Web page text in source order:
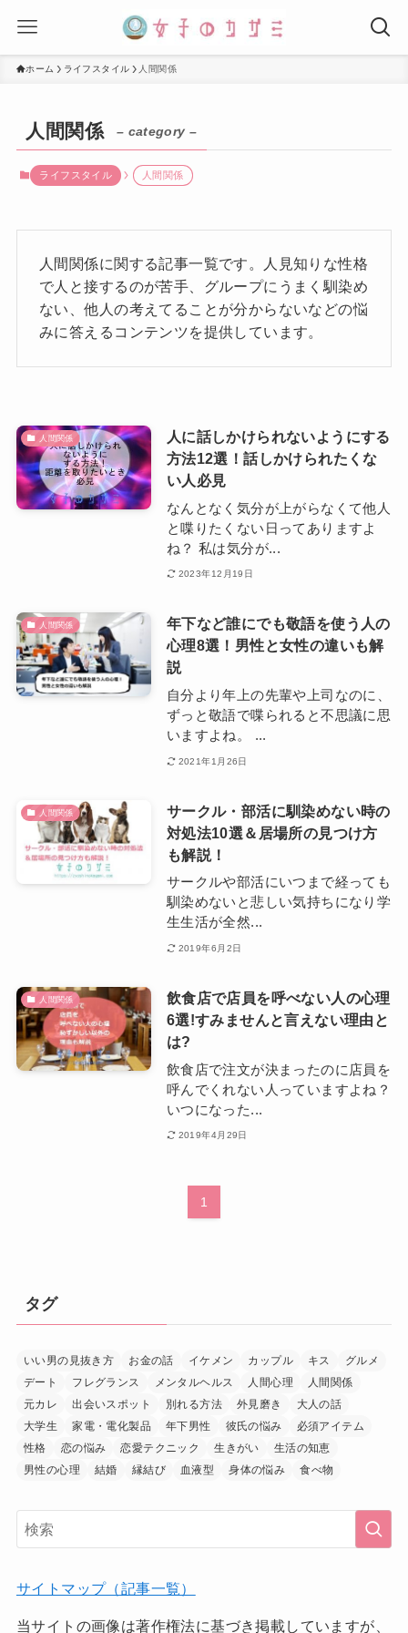
ホーム ライフスタイル 人間関係
人間関係 – category –
ライフスタイル 人間関係
人間関係に関する記事一覧です。人見知りな性格
で人と接するのが苦手、グループにうまく馴染め
ない、他人の考えてることが分からないなどの悩
みに答えるコンテンツを提供しています。
人間関係
人に話しかけられないようにする
方法12選！話しかけられたくな
い人必見
なんとなく気分が上がらなくて他人
と喋りたくない日ってありますよ
ね？ 私は気分が...
2023年12月19日
人間関係
年下など誰にでも敬語を使う人の
心理8選！男性と女性の違いも解
説
自分より年上の先輩や上司なのに、
ずっと敬語で喋られると不思議に思
いますよね。 ...
2021年1月26日
人間関係
サークル・部活に馴染めない時の
対処法10選＆居場所の見つけ方
も解説！
サークルや部活にいつまで経っても
馴染めないと悲しい気持ちになり学
生生活が全然...
2019年6月2日
人間関係
飲食店で店員を呼べない人の心理
6選!すみませんと言えない理由と
は?
飲食店で注文が決まったのに店員を
呼んでくれない人っていますよね？
いつになった...
2019年4月29日
1
タグ
いい男の見抜き方 お金の話 イケメン カップル キス
グルメ
デート
フレグランス メンタルヘルス 人間心理
人間関係
元カレ
出会いスポット 別れる方法 外見磨き
大人の話
大学生
家電・電化製品 年下男性 彼氏の悩み
必須アイテム
性格
恋の悩み 恋愛テクニック 生きがい
生活の知恵
男性の心理
結婚 縁結び 血液型 身体の悩み 食べ物
サイトマップ（記事一覧）
当サイトの画像は著作権法に基づき掲載していますが、